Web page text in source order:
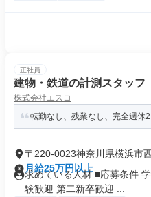
正社員
建物・鉄道の計測スタッフ
株式会社エスコ
転勤なし、残業なし、完全週休
〒220-0023神奈川県横浜市
月給25万円以上
求めている人材 ■応募条件
験歓迎 第二新卒歓迎 ...